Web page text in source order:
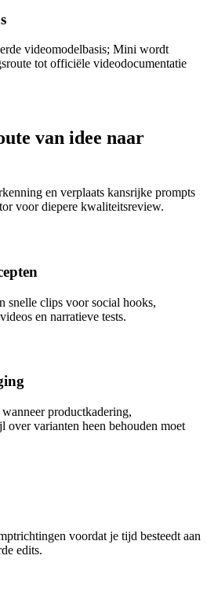
videomodelbasis; Mini wordt
tot officiële videodocumentatie
van idee naar
en verplaats kansrijke prompts
voor diepere kwaliteitsreview.
snelle clips voor social hooks,
en narratieve tests.
productkadering,
over varianten heen behouden moet
voordat je tijd besteedt aan
edits.